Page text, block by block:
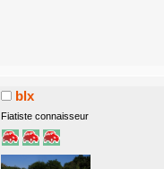
blx
Fiatiste connaisseur